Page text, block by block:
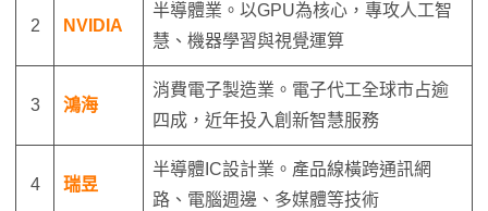
2 NVIDIA
半導體業。以GPU為核心，專攻人工智
慧、機器學習與視覺運算
3 鴻海
消費電子製造業。電子代工全球市占逾
四成，近年投入創新智慧服務
4 瑞昱
半導體IC設計業。產品線橫跨通訊網
路、電腦週邊、多媒體等技術